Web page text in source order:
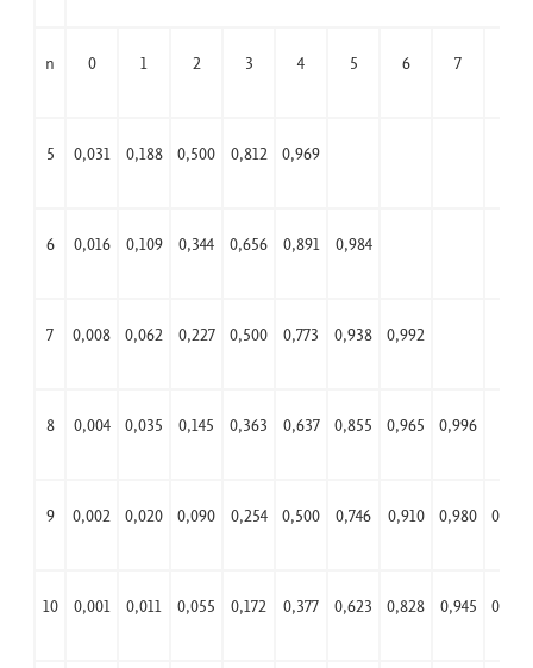
n 0 1 2 3 4 5 6 7
5 0,031 0,188 0,500 0,812 0,969
6 0,016 0,109 0,344 0,656 0,891 0,984
7 0,008 0,062 0,227 0,500 0,773 0,938 0,992
8 0,004 0,035 0,145 0,363 0,637 0,855 0,965 0,996
9 0,002 0,020 0,090 0,254 0,500 0,746 0,910 0,980 0,998
10 0,001 0,011 0,055 0,172 0,377 0,623 0,828 0,945 0,989